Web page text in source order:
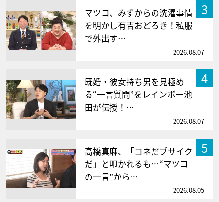
3
マツコ、みずからの洗濯事情
を明かし有吉おどろき！私服
で外出す…
2026.08.07
4
既婚・彼女持ち男を見極め
る“一言質問”をレインボー池
田が伝授！…
2026.08.07
5
高橋真麻、「コネだブサイク
だ」と叩かれるも…“マツコ
の一言”から…
2026.08.05